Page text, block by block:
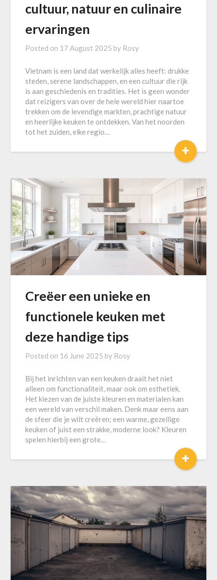
cultuur, natuur en culinaire
ervaringen
Posted on 17 August 2025 by Rosy
Vietnam is een land dat werkelijk alles heeft: drukke
steden, serene landschappen, en een cultuur die rijk
is aan geschiedenis en tradities. Het is geen wonder
dat reizigers van over de hele wereld hier naartoe
trekken om de levendige markten, prachtige natuur
en heerlijke keuken te ontdekken. Van het noorden
tot het zuiden, elke regio…
+
Creëer een unieke en
functionele keuken met
deze handige tips
Posted on 16 June 2025 by Rosy
Bij het inrichten van een keuken draait het niet
alleen om functionaliteit, maar ook om esthetiek.
Het kiezen van de juiste kleuren en materialen kan
een wereld van verschil maken. Denk maar eens aan
de sfeer die je wilt creëren; een warme, gezellige
keuken of juist een strakke, moderne look? Kleuren
spelen hierbij een grote…
+